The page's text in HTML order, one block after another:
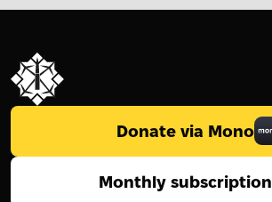
Donate via Mono
Monthly subscription